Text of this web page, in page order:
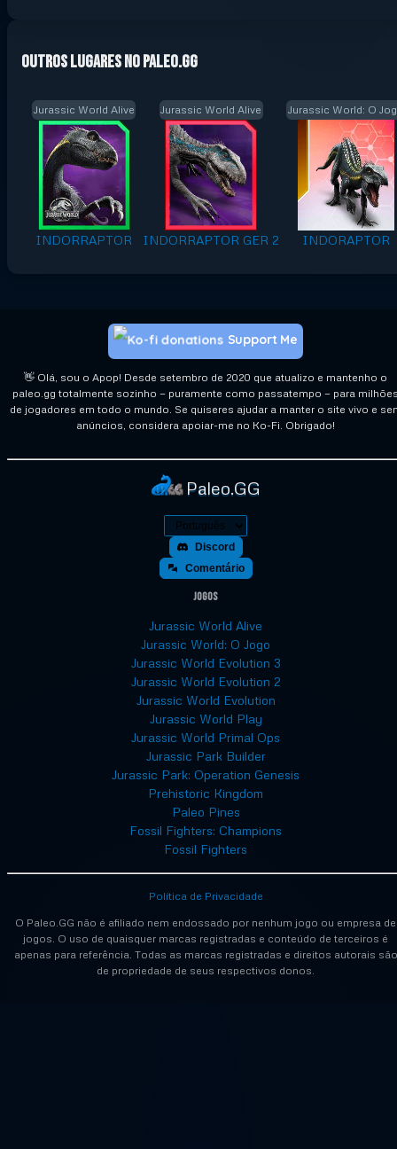
Outros lugares no Paleo.GG
Jurassic World Alive
INDORRAPTOR
Jurassic World Alive
INDORRAPTOR GER 2
Jurassic World: O
INDORAPTOR
👋 Olá, sou o Apop! Desde setembro de 2020 que atualizo e mantenho o
paleo.gg totalmente sozinho — puramente como passatempo — para
de jogadores em todo o mundo. Se quiseres ajudar a manter o site vivo e
anúncios, considera apoiar-me no Ko-Fi. Obrigado!
Support Me
Paleo.GG
Discord
Comentário
Jogos
Jurassic World Alive
Jurassic World: O Jogo
Jurassic World Evolution 3
Jurassic World Evolution 2
Jurassic World Evolution
Jurassic World Play
Jurassic World Primal Ops
Jurassic Park Builder
Jurassic Park: Operation Genesis
Prehistoric Kingdom
Paleo Pines
Fossil Fighters: Champions
Fossil Fighters
O Paleo.GG não é afiliado nem endossado por nenhum jogo ou empresa de
jogos. O uso de quaisquer marcas registradas e conteúdo de terceiros é
apenas para referência. Todas as marcas registradas e direitos autorais são
de propriedade de seus respectivos donos.
Política de Privacidade